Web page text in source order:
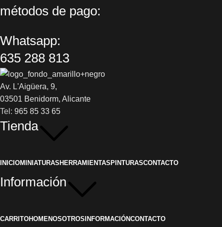
métodos de pago:
Whatsapp:
635 288 813
Av. L'Aigüera, 9,
03501 Benidorm, Alicante
Tel: 965 85 33 65
Tienda
INICIOMINIATURASHERRAMIENTASPINTURASCONTACTO
Información
CARRITOHOMENOSOTROSINFORMACIÓNCONTACTO